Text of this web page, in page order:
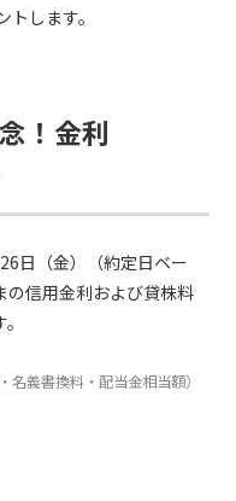
します。
！金利
日（金）（約定日ベー
の信用金利および貸株料
義書換料・配当金相当額）